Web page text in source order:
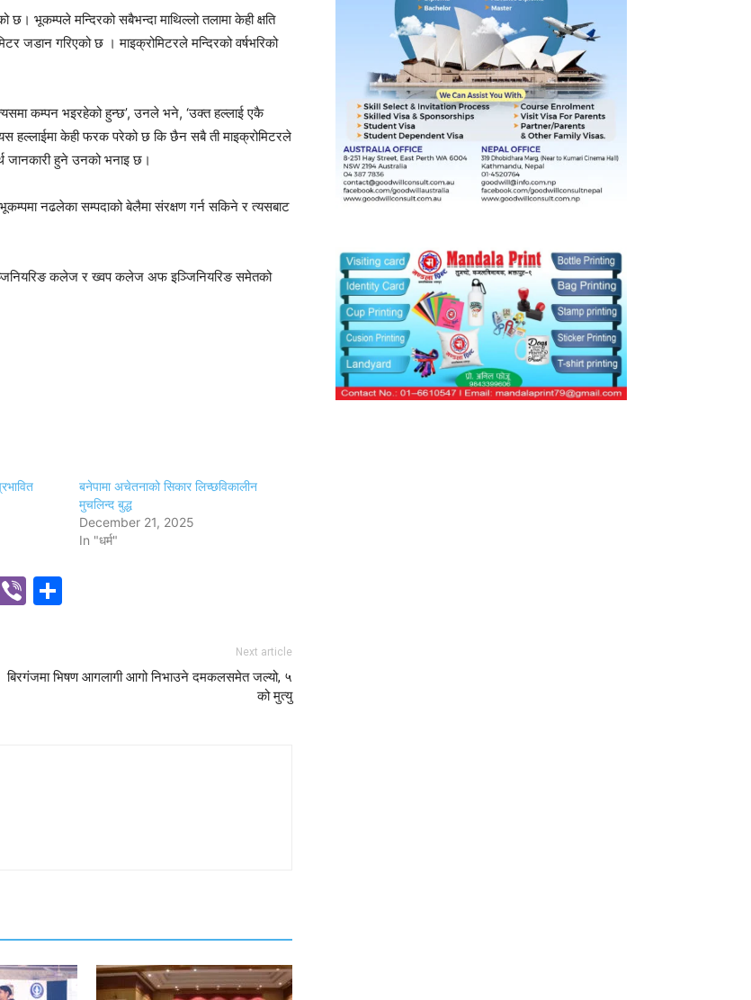
छ। भूकम्पले मन्दिरको सबैभन्दा माथिल्लो तलामा केही क्षति
जडान गरिएको छ । माइक्रोमिटरले मन्दिरको वर्षभरिको
कम्पन भइरहेको हुन्छ’, उनले भने, ‘उक्त हल्लाई एकै
हल्लाईमा केही फरक परेको छ कि छैन सबै ती माइक्रोमिटरले
जानकारी हुने उनको भनाइ छ।
नढलेका सम्पदाको बेलैमा संरक्षण गर्न सकिने र त्यसबाट
इञ्जिनियरिङ कलेज र ख्वप कलेज अफ इञ्जिनियरिङ समेतको
बनेपामा अचेतनाको सिकार लिच्छविकालीन
मुचलिन्द बुद्ध
December 21, 2025
In "धर्म"
Viber
Next article
बिरगंजमा भिषण आगलागी आगो निभाउने दमकलसमेत जल्यो, ५
को मुत्यु